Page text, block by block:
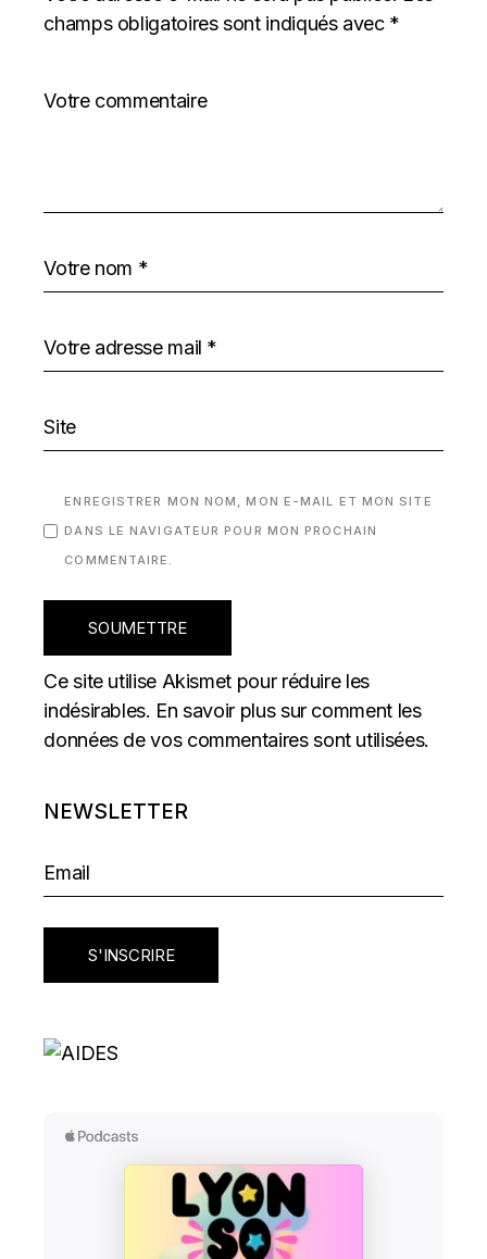
champs obligatoires sont indiqués avec *
ENREGISTRER MON NOM, MON E-MAIL ET MON SITE
DANS LE NAVIGATEUR POUR MON PROCHAIN
COMMENTAIRE.
SOUMETTRE
Ce site utilise Akismet pour réduire les
indésirables. En savoir plus sur comment les
données de vos commentaires sont utilisées.
NEWSLETTER
S'INSCRIRE